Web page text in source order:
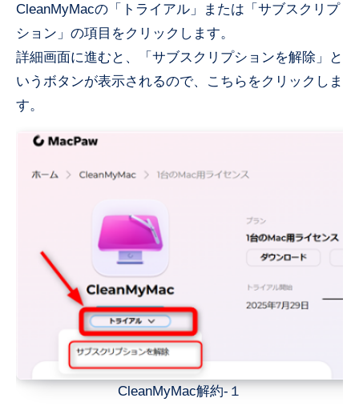
CleanMyMacの「トライアル」または「サブスクリプ
ション」の項目をクリックします。
詳細画面に進むと、「サブスクリプションを解除」と
いうボタンが表示されるので、こちらをクリックしま
す。
CleanMyMac解約-１